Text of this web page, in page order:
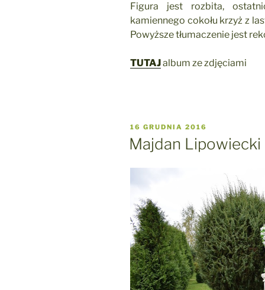
Figura jest rozbita,
kamiennego cokołu krzyż z
Powyższe tłumaczenie jest
TUTAJalbum ze zdjęciami
OPUBLIKOWANE
W
16 GRUDNIA 2016
Majdan Lipowiecki